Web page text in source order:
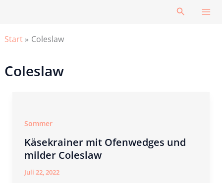
Suchen
Start Coleslaw
Coleslaw
Sommer
Käsekrainer mit Ofenwedges und
milder Coleslaw
Juli 22, 2022